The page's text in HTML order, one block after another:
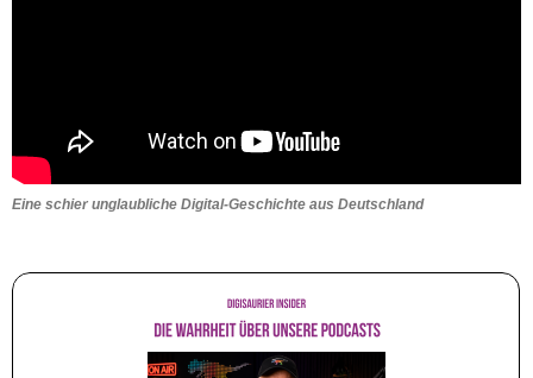
Eine schier unglaubliche Digital-Geschichte aus Deutschland